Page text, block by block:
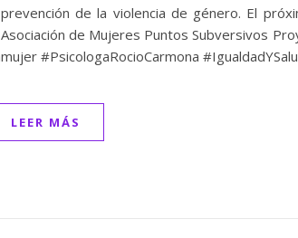
de la violencia de género. El
de Mujeres Puntos Subversivos
#PsicologaRocioCarmona
LEER MÁS